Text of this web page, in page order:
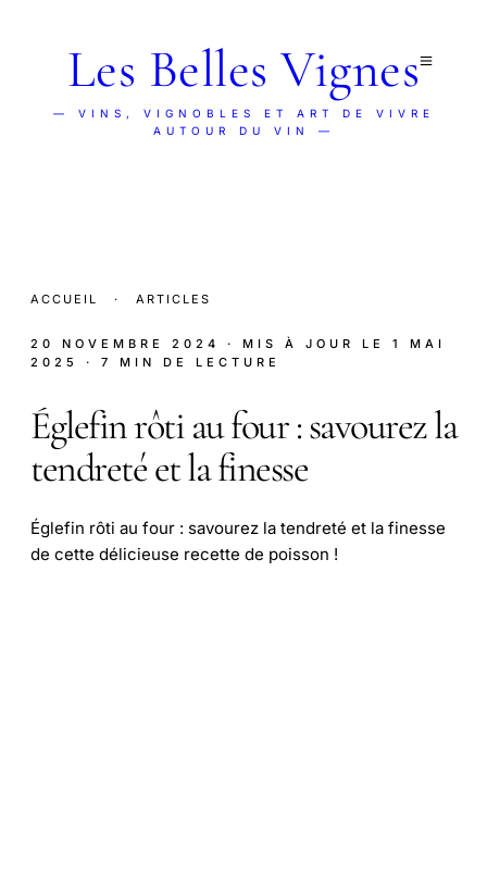
Les Belles Vignes
— VINS, VIGNOBLES ET ART DE VIVRE
AUTOUR DU VIN —
ACCUEIL · ARTICLES
20 NOVEMBRE 2024 · MIS À JOUR LE 1 MAI
2025
· 7 MIN DE LECTURE
Églefin rôti au four : savourez la
tendreté et la finesse
Églefin rôti au four : savourez la tendreté et la finesse
de cette délicieuse recette de poisson !